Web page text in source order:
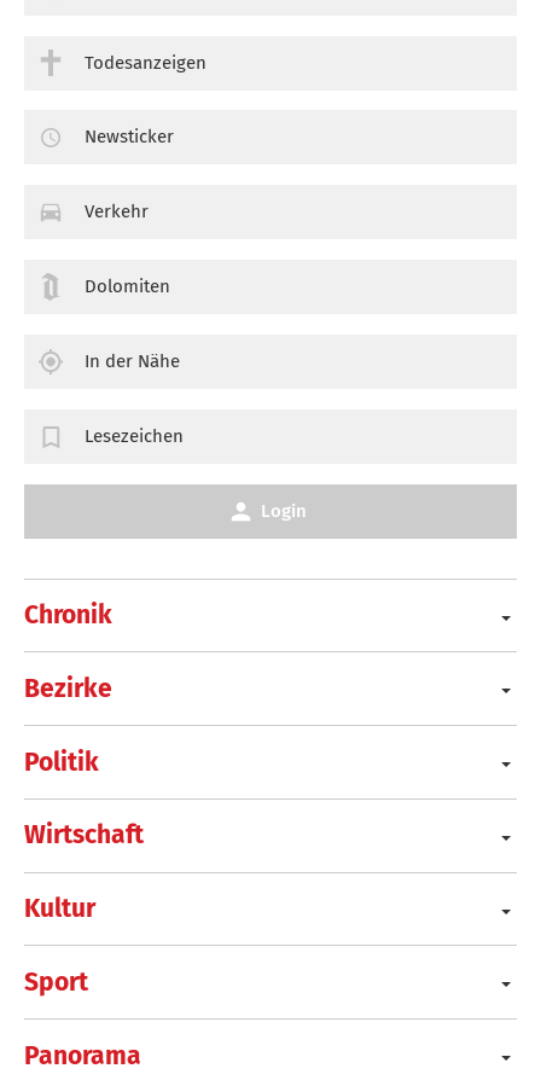
Chronik
Bezirke
Politik
Wirtschaft
Kultur
Sport
Panorama
Todesanzeigen
Newsticker
Verkehr
Dolomiten
In der Nähe
Lesezeichen
Login